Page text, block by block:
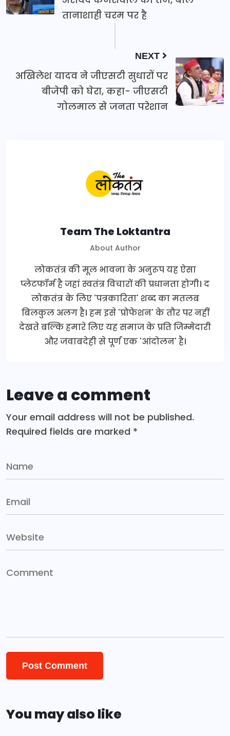
तानाशाही चरम पर है
NEXT
अखिलेश यादव ने जीएसटी सुधारों पर
बीजेपी को घेरा, कहा- जीएसटी
गोलमाल से जनता परेशान
Team The Loktantra
About Author
लोकतंत्र की मूल भावना के अनुरूप यह ऐसा
प्लेटफॉर्म है जहां स्वतंत्र विचारों की प्रधानता होगी। द
लोकतंत्र के लिए 'पत्रकारिता' शब्द का मतलब
बिलकुल अलग है। हम इसे 'प्रोफेशन' के तौर पर नहीं
देखते बल्कि हमारे लिए यह समाज के प्रति जिम्मेदारी
और जवाबदेही से पूर्ण एक 'आंदोलन' है।
Leave a comment
Your email address will not be published.
Required fields are marked *
You may also like